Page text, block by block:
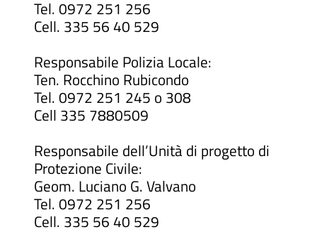
Tel. 0972 251 256
Cell. 335 56 40 529
Responsabile Polizia Locale:
Ten. Rocchino Rubicondo
Tel. 0972 251 245 o 308
Cell 335 7880509
Responsabile dell’Unità di progetto di
Protezione Civile:
Geom. Luciano G. Valvano
Tel. 0972 251 256
Cell. 335 56 40 529